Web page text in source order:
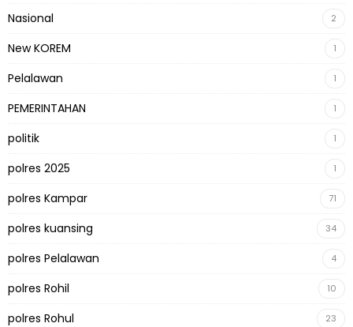
Nasional 2
New KOREM 1
Pelalawan 1
PEMERINTAHAN 1
politik 1
polres 2025 1
polres Kampar 71
polres kuansing 34
polres Pelalawan 4
polres Rohil 10
polres Rohul 23